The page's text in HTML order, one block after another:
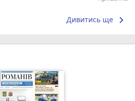
Дивитись ще keyboard_arrow_right